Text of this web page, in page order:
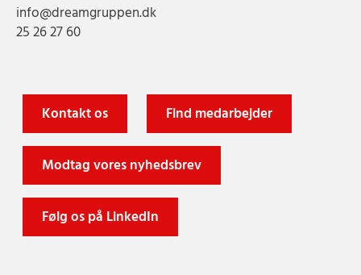
info@dreamgruppen.dk
25 26 27 60
Kontakt os Find medarbejder
Modtag vores nyhedsbrev
Følg os på LinkedIn